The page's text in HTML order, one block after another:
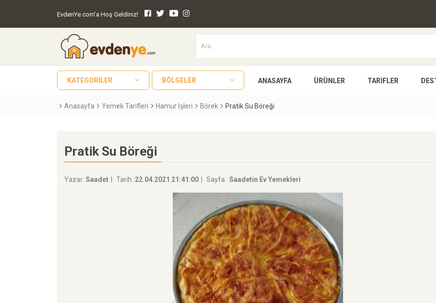
EvdenYe.com'a Hoş Geldiniz!
KATEGORILER BÖLGELER ANASAYFA ÜRÜNLER TARIFLER
Anasayfa Yemek Tarifleri Hamur İşleri Börek Pratik Su Böreği
Pratik Su Böreği
Yazar: Saadet Tarih :22.04.2021 21:41:00 Sayfa : Saadetin Ev Yemekleri